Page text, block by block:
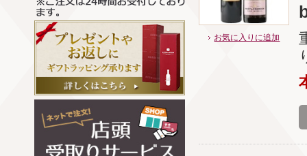
お気に入りに追加